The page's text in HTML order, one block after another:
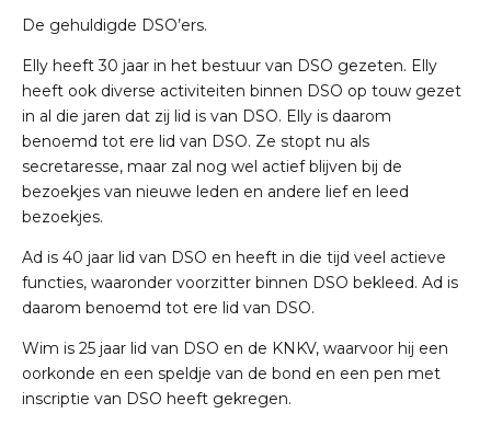
De gehuldigde DSO’ers.
Elly heeft 30 jaar in het bestuur van DSO gezeten. Elly
heeft ook diverse activiteiten binnen DSO op touw gezet
in al die jaren dat zij lid is van DSO. Elly is daarom
benoemd tot ere lid van DSO. Ze stopt nu als
secretaresse, maar zal nog wel actief blijven bij de
bezoekjes van nieuwe leden en andere lief en leed
bezoekjes.
Ad is 40 jaar lid van DSO en heeft in die tijd veel actieve
functies, waaronder voorzitter binnen DSO bekleed. Ad is
daarom benoemd tot ere lid van DSO.
Wim is 25 jaar lid van DSO en de KNKV, waarvoor hij een
oorkonde en een speldje van de bond en een pen met
inscriptie van DSO heeft gekregen.